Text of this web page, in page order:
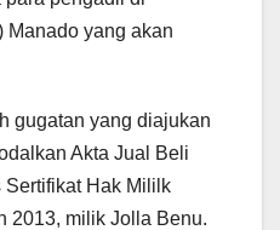
Manado yang akan
gugatan yang diajukan
Akta Jual Beli
Sertifikat Hak Mililk
2013, milik Jolla Benu.